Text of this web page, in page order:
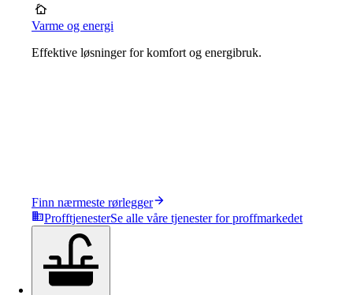
Varme og energi
Effektive løsninger for komfort og energibruk.
Finn nærmeste rørlegger
ProfftjenesterSe alle våre tjenester for proffmarkedet